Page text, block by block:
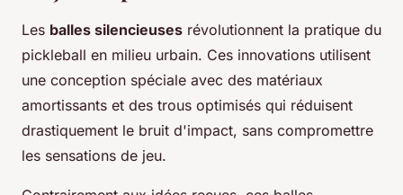
Les balles silencieuses révolutionnent la pratique du
pickleball en milieu urbain. Ces innovations utilisent
une conception spéciale avec des matériaux
amortissants et des trous optimisés qui réduisent
drastiquement le bruit d'impact, sans compromettre
les sensations de jeu.